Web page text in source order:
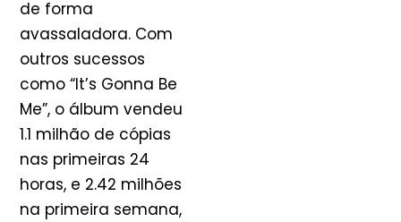
de forma
avassaladora. Com
outros sucessos
como “It’s Gonna Be
Me”, o álbum vendeu
1.1 milhão de cópias
nas primeiras 24
horas, e 2.42 milhões
na primeira semana,